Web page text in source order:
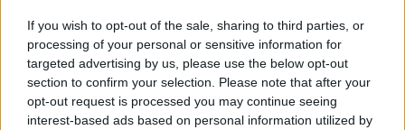
If you wish to opt-out of the sale, sharing to third parties, or
processing of your personal or sensitive information for
targeted advertising by us, please use the below opt-out
section to confirm your selection. Please note that after your
opt-out request is processed you may continue seeing
interest-based ads based on personal information utilized by
Resterend oefenprogramma Ajax: waar zijn de
duels te zien
Ajax groeit onder Míchel, maar transfermarkt
blijft cruciaal